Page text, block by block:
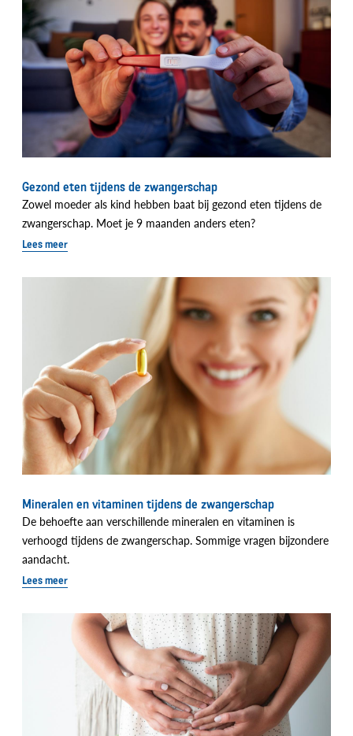
Gezond eten tijdens de zwangerschap
Zowel moeder als kind hebben baat bij gezond eten tijdens de
zwangerschap. Moet je 9 maanden anders eten?
Lees meer
Mineralen en vitaminen tijdens de zwangerschap
De behoefte aan verschillende mineralen en vitaminen is
verhoogd tijdens de zwangerschap. Sommige vragen bijzondere
aandacht.
Lees meer